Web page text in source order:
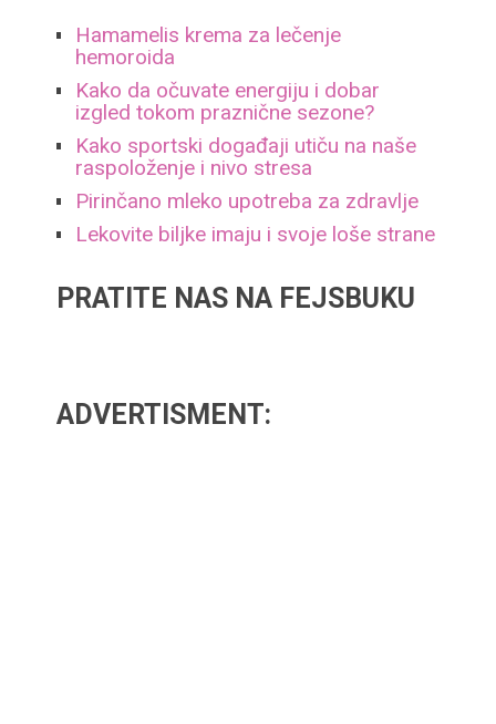
Hamamelis krema za lečenje
hemoroida
Kako da očuvate energiju i dobar
izgled tokom praznične sezone?
Kako sportski događaji utiču na naše
raspoloženje i nivo stresa
Pirinčano mleko upotreba za zdravlje
Lekovite biljke imaju i svoje loše strane
PRATITE NAS NA FEJSBUKU
ADVERTISMENT: